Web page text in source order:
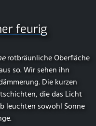
feurig
rotbräunliche Oberfläche
so. Wir sehen ihn
Die kurzen
die das Licht
leuchten sowohl Sonne